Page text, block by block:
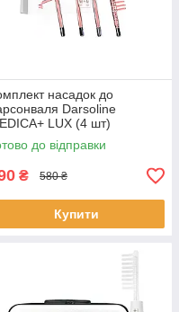
насадок до
Darsoline
LUX (4 шт)
до відправки
₴ 580 ₴
Купити